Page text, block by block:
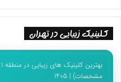
کلینیک زیبایی در تهران
مشخصات) | 1405